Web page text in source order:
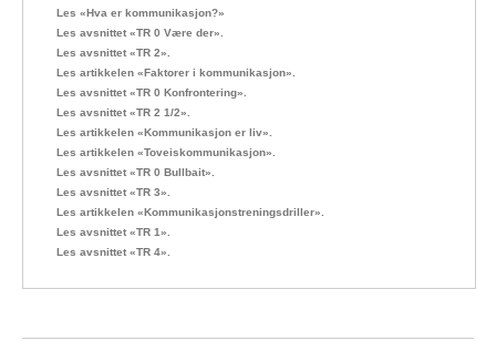
Les «Hva er kommunikasjon?»
Les avsnittet «TR 0 Være der».
Les avsnittet «TR 2».
Les artikkelen «Faktorer i kommunikasjon».
Les avsnittet «TR 0 Konfrontering».
Les avsnittet «TR 2 1/2».
Les artikkelen «Kommunikasjon er liv».
Les artikkelen «Toveiskommunikasjon».
Les avsnittet «TR 0 Bullbait».
Les avsnittet «TR 3».
Les artikkelen «Kommunikasjonstreningsdriller».
Les avsnittet «TR 1».
Les avsnittet «TR 4».